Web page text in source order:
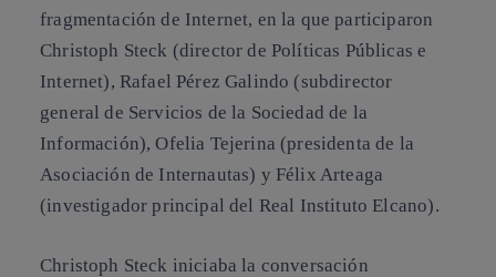
fragmentación de Internet, en la que participaron
Christoph Steck (director de Políticas Públicas e
Internet), Rafael Pérez Galindo (subdirector
general de Servicios de la Sociedad de la
Información),Ofelia Tejerina (presidenta de la
Asociación de Internautas) y Félix Arteaga
(investigador principal del Real Instituto Elcano).
Christoph Steck iniciaba la conversación